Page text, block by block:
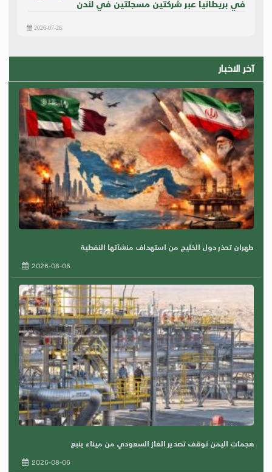
في بريطانيا عبر شركتين مسجلتين في لندن
2026-07-28
آخر الاخبار
طهران تحذر دول الخليج من استهداف منشآتها النفطية
2026-08-06
هجمات اليمن توقف تصدير الغاز السعودي من ميناء ينبع
2026-08-06